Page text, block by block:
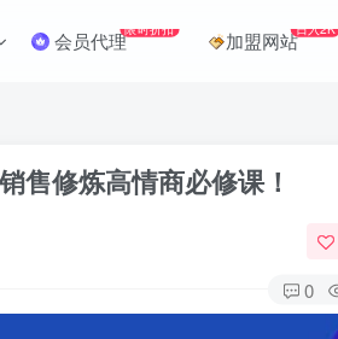
会员代理限时折扣 加盟网站日入2K
售修炼高情商必修课！
0